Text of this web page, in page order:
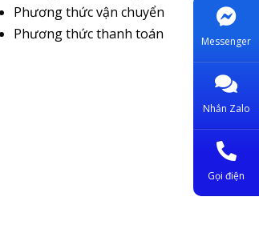
Phương thức vận chuyển
Phương thức thanh toán
Messenger
Nhắn Zalo
Gọi điện